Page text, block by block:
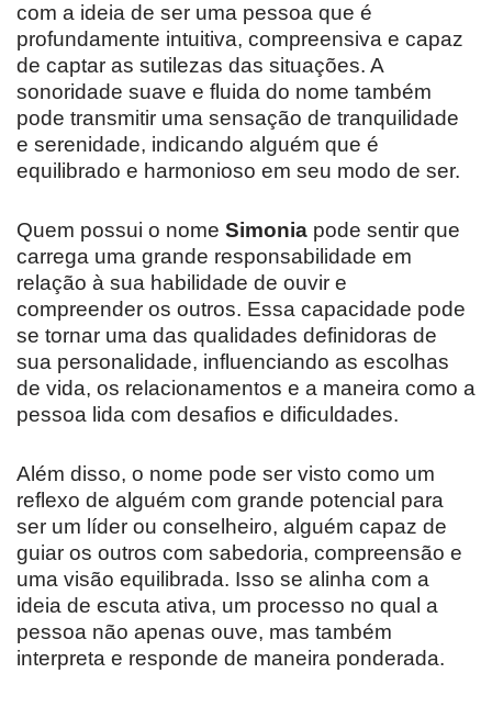
com a ideia de ser uma pessoa que é
profundamente intuitiva, compreensiva e capaz
de captar as sutilezas das situações. A
sonoridade suave e fluida do nome também
pode transmitir uma sensação de tranquilidade
e serenidade, indicando alguém que é
equilibrado e harmonioso em seu modo de ser.
Quem possui o nome Simonia pode sentir que
carrega uma grande responsabilidade em
relação à sua habilidade de ouvir e
compreender os outros. Essa capacidade pode
se tornar uma das qualidades definidoras de
sua personalidade, influenciando as escolhas
de vida, os relacionamentos e a maneira como a
pessoa lida com desafios e dificuldades.
Além disso, o nome pode ser visto como um
reflexo de alguém com grande potencial para
ser um líder ou conselheiro, alguém capaz de
guiar os outros com sabedoria, compreensão e
uma visão equilibrada. Isso se alinha com a
ideia de escuta ativa, um processo no qual a
pessoa não apenas ouve, mas também
interpreta e responde de maneira ponderada.